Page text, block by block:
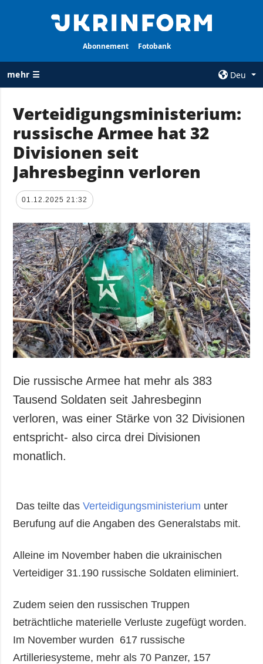
Abonnement Fotobank
mehr ☰
Deu
ALLE
RUBRIKEN
Krieg
Wiederaufbau
der Ukraine
Politik
Wirtschaft
Militär
Gesellschaft und
Kultur
Sport
Kriminalität
Notstand und
Notfälle
AGENTUR
Kontakte
und zum Schutz
personenbezogener
Daten
ZUSÄTZLICH
Veröffentlichungen
Interview
Fotos
Video
LEISTUNGEN
Abonnement
Fotobank
Verteidigungsministerium:
russische Armee hat 32
Divisionen seit
Jahresbeginn verloren
01.12.2025 21:32
Die russische Armee hat mehr als 383
Tausend Soldaten seit Jahresbeginn
verloren, was einer Stärke von 32 Divisionen
entspricht- also circa drei Divisionen
monatlich.
Das teilte dasVerteidigungsministerium unter
Berufung auf die Angaben des Generalstabs mit.
Alleine im November haben die ukrainischen
Verteidiger 31.190 russische Soldaten eliminiert.
Zudem seien den russischen Truppen
beträchtliche materielle Verluste zugefügt worden.
Im November wurden 617 russische
Artilleriesysteme, mehr als 70 Panzer, 157